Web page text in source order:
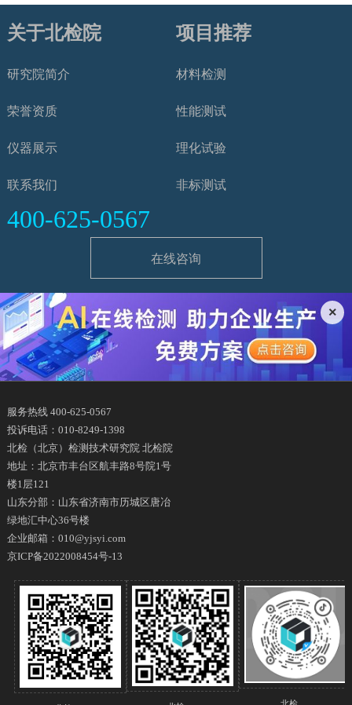
关于北检院
研究院简介
荣誉资质
仪器展示
联系我们
项目推荐
材料检测
性能测试
理化试验
非标测试
400-625-0567
在线咨询
×
服务热线 400-625-0567
投诉电话：010-8249-1398
北检（北京）检测技术研究院 北检院
地址：北京市丰台区航丰路8号院1号
楼1层121
山东分部：山东省济南市历城区唐冶
绿地汇中心36号楼
企业邮箱：010@yjsyi.com
京ICP备2022008454号-13